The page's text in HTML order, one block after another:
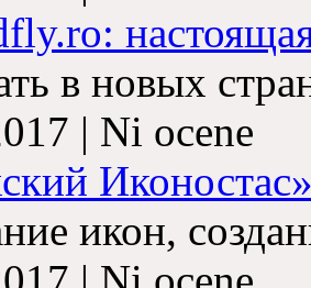
в новых
| Ni ocene
икон,